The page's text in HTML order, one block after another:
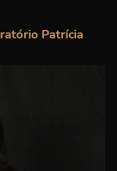
Patrícia